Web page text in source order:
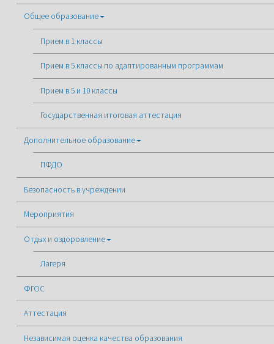
Общее образование
Прием в 1 классы
Прием в 5 классы по адаптированным программам
Прием в 5 и 10 классы
Государственная итоговая аттестация
Дополнительное образование
ПФДО
Безопасность в учреждении
Мероприятия
Отдых и оздоровление
Лагеря
ФГОС
Аттестация
Независимая оценка качества образования